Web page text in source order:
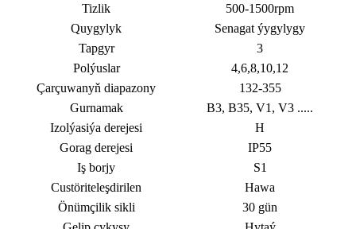
Tizlik
500-1500rpm
Quygylyk
Senagat ýygylygy
Tapgyr
3
Polýuslar
4,6,8,10,12
Çarçuwanyň diapazony
132-355
Gurnamak
B3, B35, V1, V3 .....
Izolýasiýa derejesi
H
Gorag derejesi
IP55
Iş borjy
S1
Custöriteleşdirilen
Hawa
Önümçilik sikli
30 gün